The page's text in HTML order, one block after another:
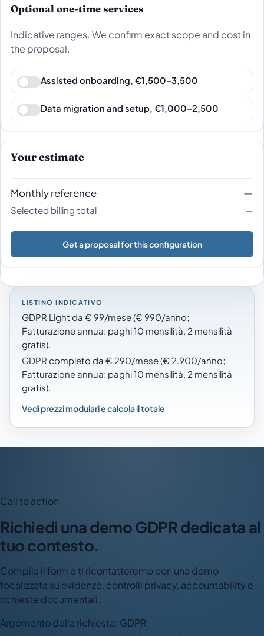
Optional one-time services
Indicative ranges. We confirm exact scope and cost in
the proposal.
Assisted onboarding, €1,500–3,500
Data migration and setup, €1,000–2,500
Your estimate
Monthly reference —
Selected billing total —
Get a proposal for this configuration
LISTINO INDICATIVO
GDPR Light da € 99/mese (€ 990/anno;
Fatturazione annua: paghi 10 mensilità, 2 mensilità
gratis).
GDPR completo da € 290/mese (€ 2.900/anno;
Fatturazione annua: paghi 10 mensilità, 2 mensilità
gratis).
Vedi prezzi modulari e calcola il totale
Call to action
Richiedi una demo GDPR dedicata al
tuo contesto.
Compila il form e ti ricontatteremo con una demo
focalizzata su evidenze, controlli privacy, accountability e
richieste documentali.
Argomento della richiesta: GDPR